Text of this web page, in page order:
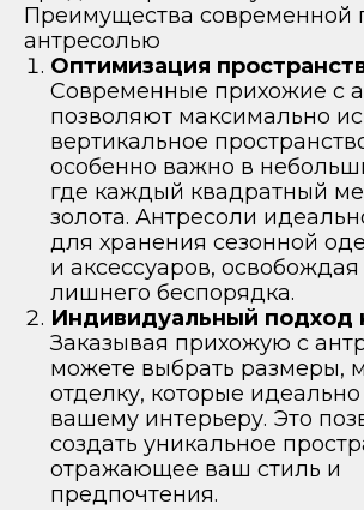
Преимущества современной
антресолью
Оптимизация
Современные прихожие с
позволяют максимально
вертикальное
особенно важно в
где каждый квадратный
золота. Антресоли
для хранения сезонной
и аксессуаров,
лишнего беспорядка.
Индивидуальный подход
Заказывая прихожую с
можете выбрать размеры,
отделку, которые
вашему интерьеру. Это
создать уникальное
отражающее ваш стиль и
предпочтения.